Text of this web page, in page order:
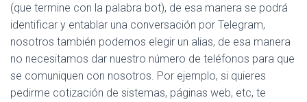
(que termine con la palabra bot), de esa manera se podrá
identificar y entablar una conversación por Telegram,
nosotros también podemos elegir un alias, de esa manera
no necesitamos dar nuestro número de teléfonos para que
se comuniquen con nosotros. Por ejemplo, si quieres
pedirme cotización de sistemas, páginas web, etc, te